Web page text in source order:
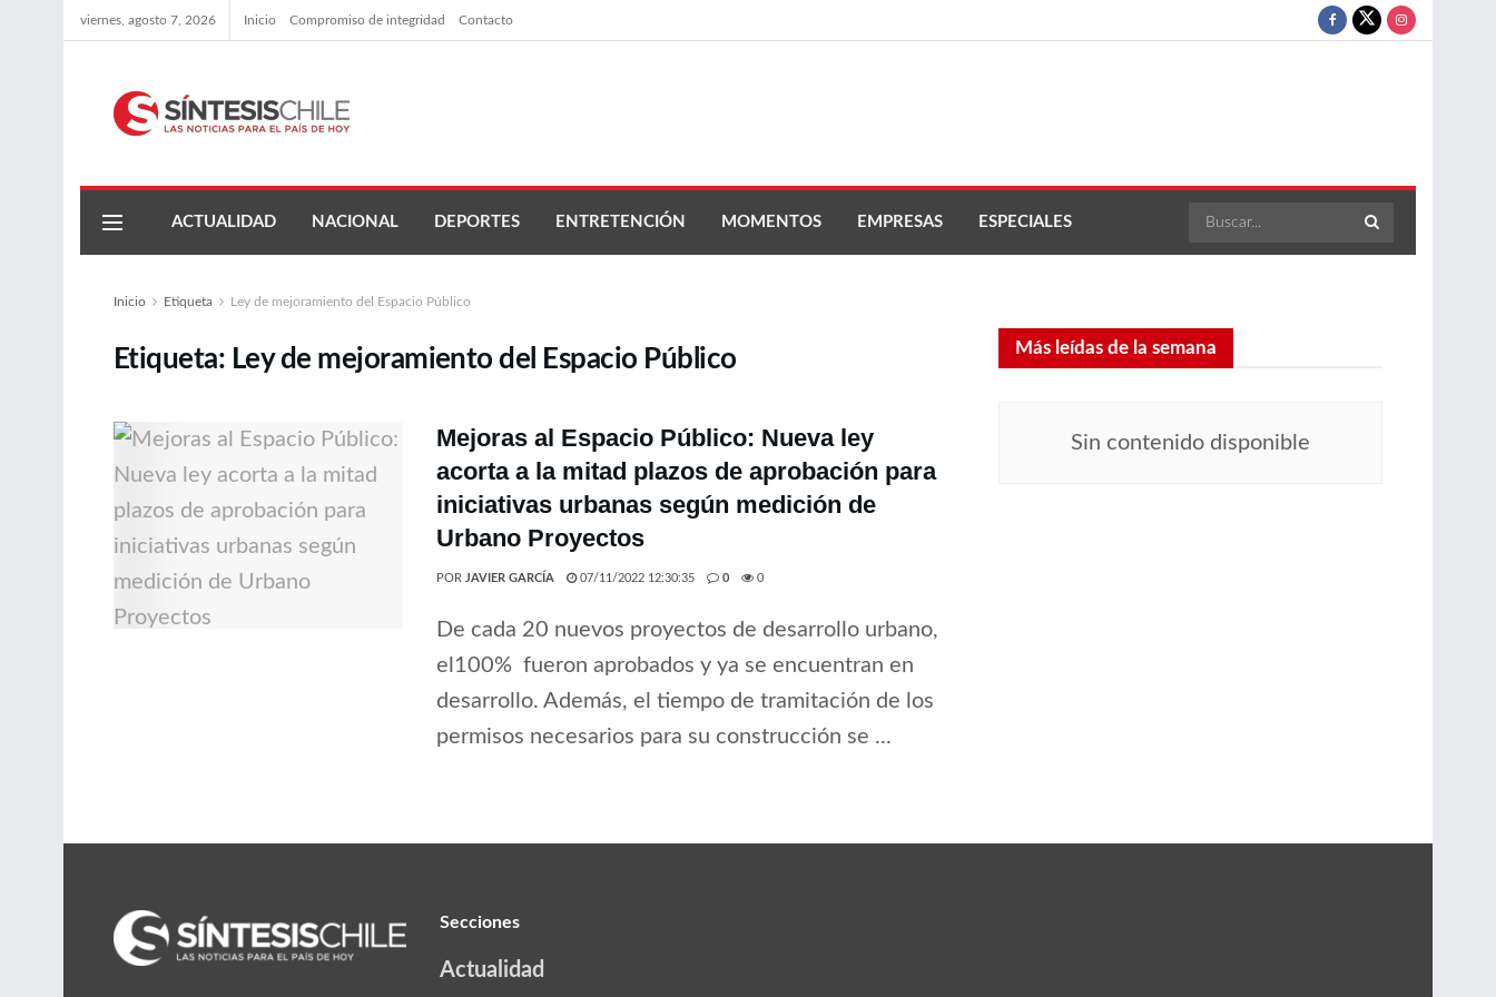
viernes, agosto 7, 2026 Inicio Compromiso de integridad Contacto
ACTUALIDAD NACIONAL DEPORTES ENTRETENCIÓN MOMENTOS EMPRESAS ESPECIALES
Inicio Etiqueta Ley de mejoramiento del Espacio Público
Etiqueta: Ley de mejoramiento del Espacio Público
Mejoras al Espacio Público: Nueva ley
acorta a la mitad plazos de aprobación para
iniciativas urbanas según medición de
Urbano Proyectos
POR JAVIER GARCÍA 07/11/2022 12:30:35 0 0
De cada 20 nuevos proyectos de desarrollo urbano,
el100% fueron aprobados y ya se encuentran en
desarrollo. Además, el tiempo de tramitación de los
permisos necesarios para su construcción se ...
Más leídas de la semana
Sin contenido disponible
Secciones
Actualidad